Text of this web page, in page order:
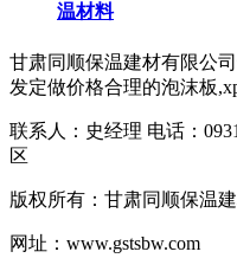
温材料​
甘肃同顺保温建材有限公
发定做价格合理的泡沫板
联系人：史经理 电话：
区
版权所有：甘肃同顺保温
网址：www.gstsbw.com